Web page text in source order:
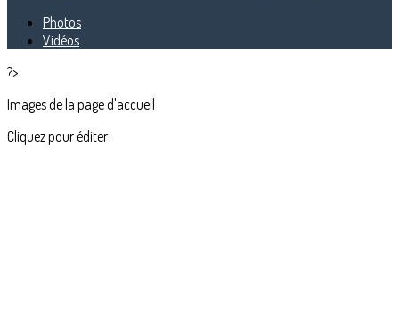
Photos
Vidéos
?>
Images de la page d'accueil
Cliquez pour éditer